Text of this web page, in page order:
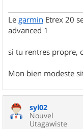
Le garmin Etrex 20
advanced 1
si tu rentres propre,
Mon bien modeste
syl02
Nouvel
Utagawiste